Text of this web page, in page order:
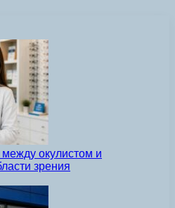
окулистом и
зрения